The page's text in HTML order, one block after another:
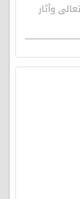
تعالى وآثار